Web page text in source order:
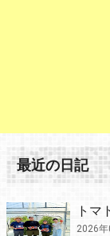
最近の日記
トマ
2026年